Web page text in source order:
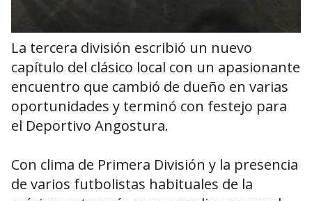
La tercera división escribió un nuevo
capítulo del clásico local con un apasionante
encuentro que cambió de dueño en varias
oportunidades y terminó con festejo para
el Deportivo Angostura.
Con clima de Primera División y la presencia
de varios futbolistas habituales de la